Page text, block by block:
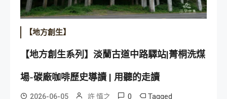
【地方創生】
【地方創生系列】淡蘭古道中路驛站|菁桐洗煤
場-碳廠咖啡歷史導讀 | 用聽的走讀
2026-06-05 許 慎之 0 Tagged